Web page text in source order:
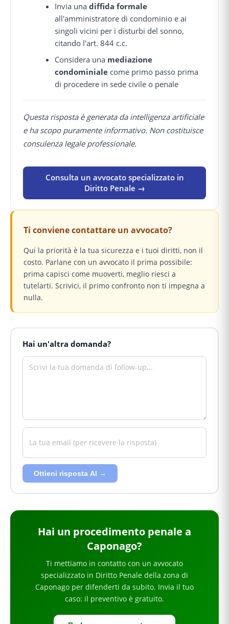
Invia unadiffida formale
all'amministratore di condominio e ai
singoli vicini per i disturbi del sonno,
citando l'art. 844 c.c.
Considera una mediazione
condominiale come primo passo prima
di procedere in sede civile o penale
Questa risposta è generata da intelligenza artificiale
e ha scopo puramente informativo. Non costituisce
consulenza legale professionale.
Consulta un avvocato specializzato in
Diritto Penale →
Ti conviene contattare un avvocato?
Qui la priorità è la tua sicurezza e i tuoi diritti, non il
costo. Parlane con un avvocato il prima possibile:
prima capisci come muoverti, meglio riesci a
tutelarti. Scrivici, il primo confronto non ti impegna a
nulla.
Hai un'altra domanda?
Ottieni risposta AI →
Hai un procedimento penale a
Caponago?
Ti mettiamo in contatto con un avvocato
specializzato in Diritto Penale della zona di
Caponago per difenderti da subito. Invia il tuo
caso: il preventivo è gratuito.